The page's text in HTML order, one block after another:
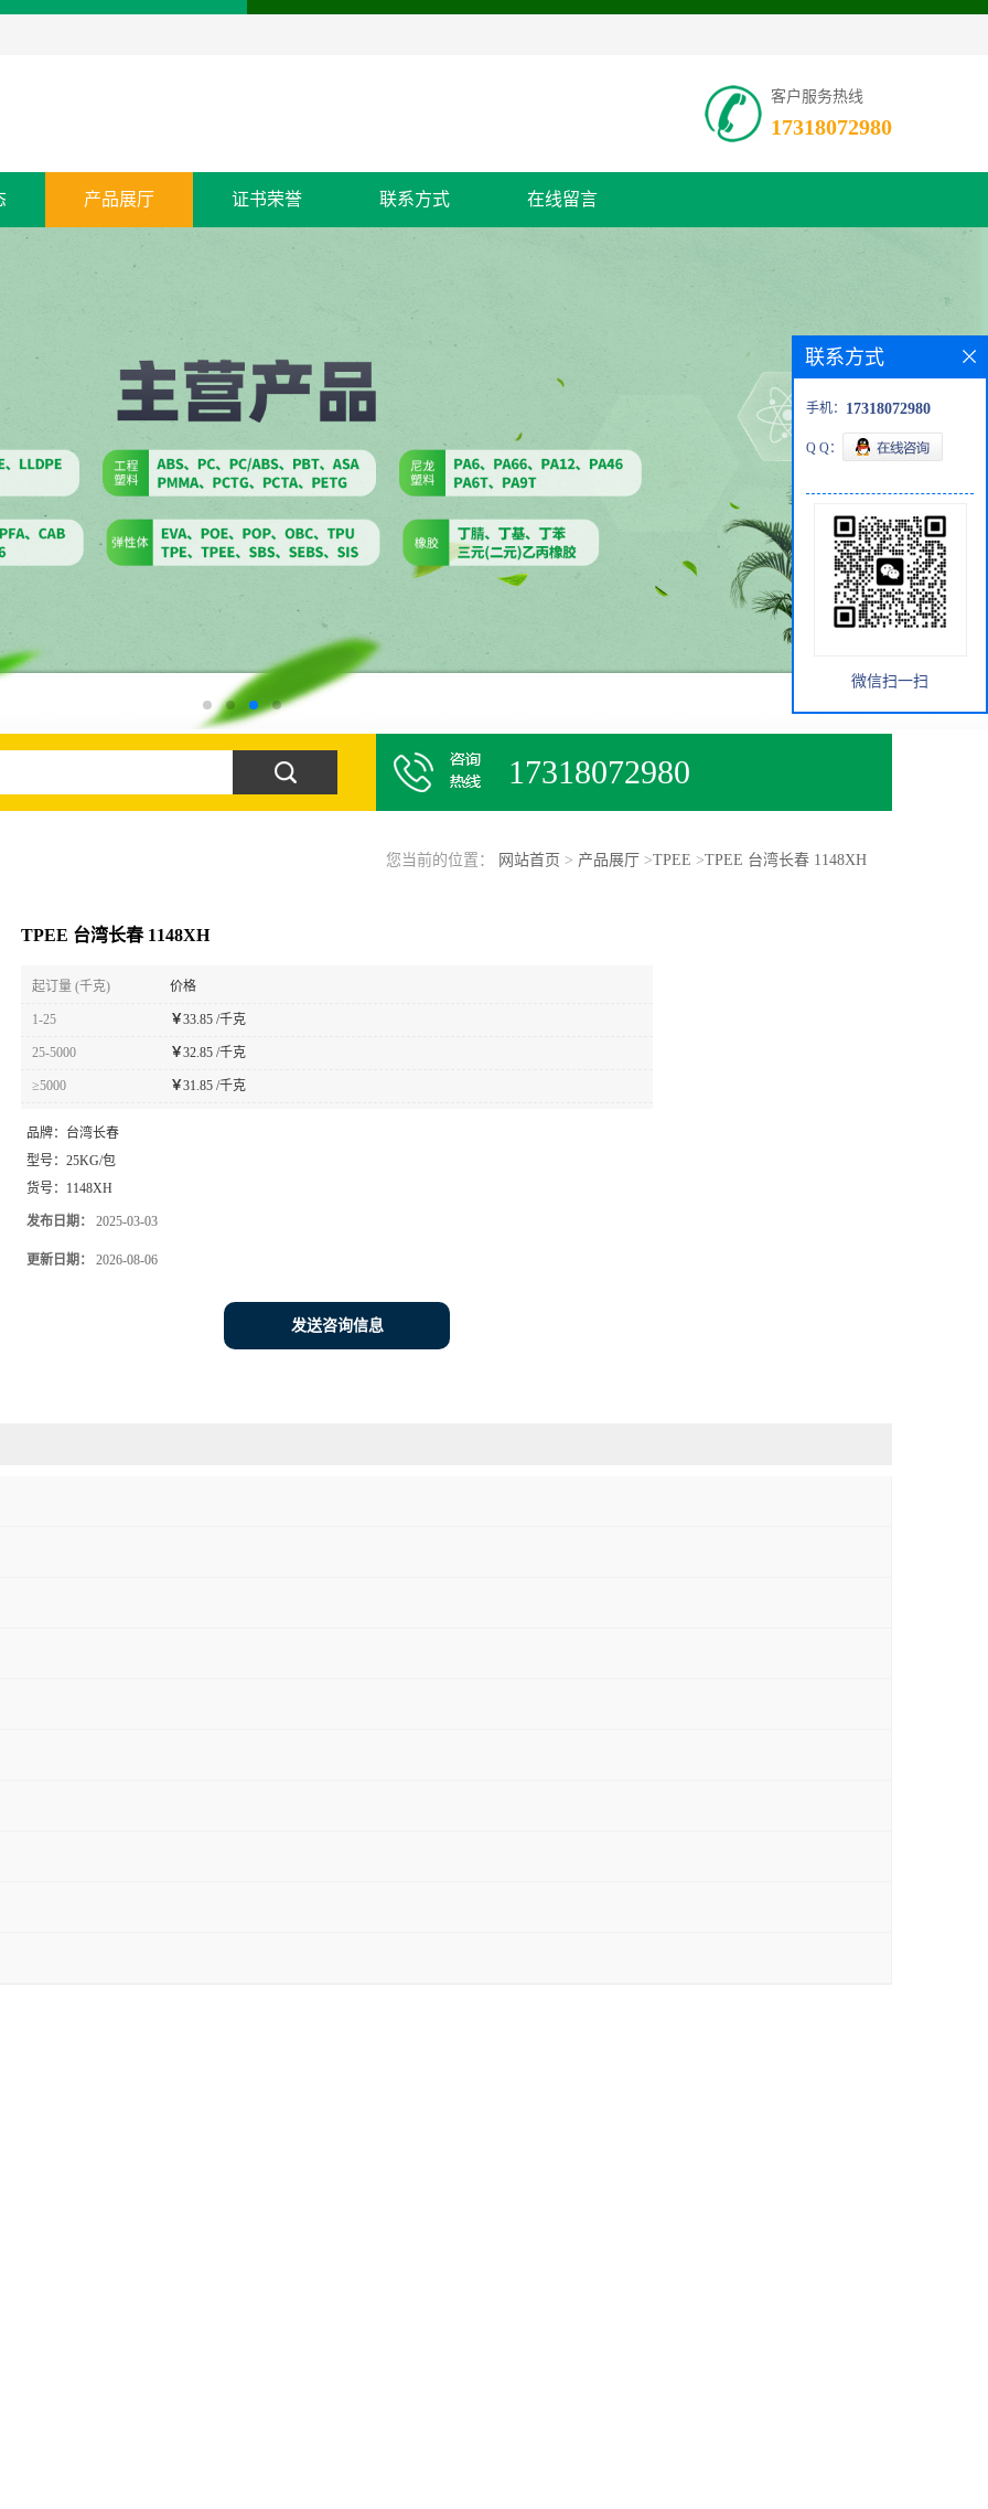
客户服务热线
17318072980
产品展厅 证书荣誉 联系方式 在线留言
17318072980
您当前的位置： 网站首页 > 产品展厅 >TPEE >TPEE 台湾长春 1148XH
TPEE 台湾长春 1148XH
起订量 (千克) 价格
1-25 ￥33.85 /千克
25-5000 ￥32.85 /千克
≥5000 ￥31.85 /千克
品牌： 台湾长春
型号： 25KG/包
货号： 1148XH
发布日期： 2025-03-03
更新日期： 2026-08-06
发送咨询信息
联系方式
手机： 17318072980
Q Q：
微信扫一扫